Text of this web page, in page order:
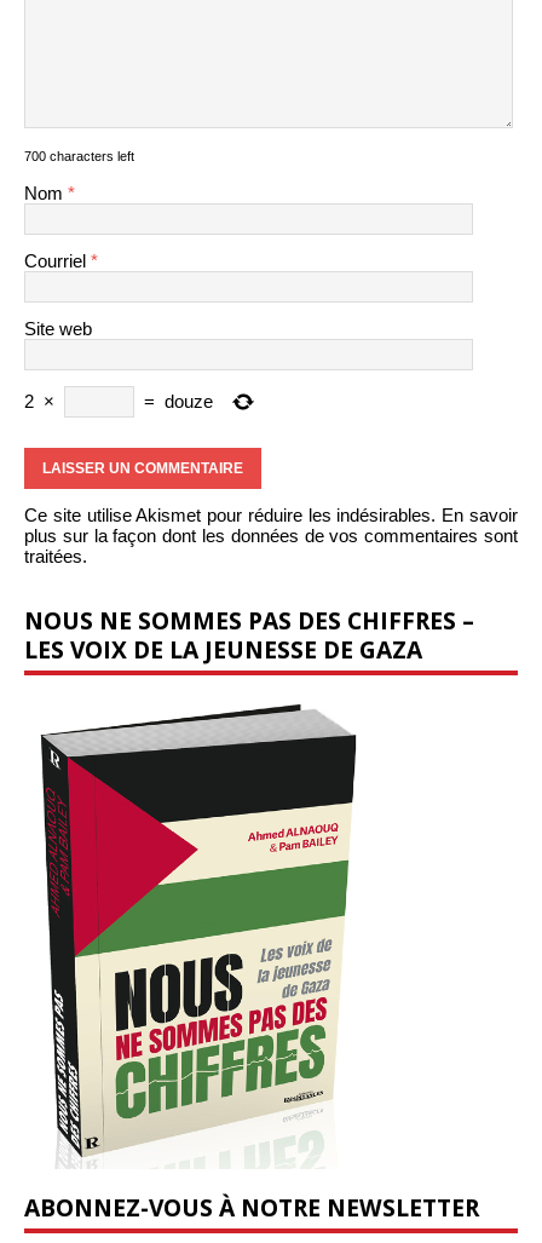
700 characters left
Nom *
Courriel *
Site web
2 × = douze
Ce site utilise Akismet pour réduire les indésirables. En savoir
plus sur la façon dont les données de vos commentaires sont
traitées.
NOUS NE SOMMES PAS DES CHIFFRES –
LES VOIX DE LA JEUNESSE DE GAZA
ABONNEZ-VOUS À NOTRE NEWSLETTER